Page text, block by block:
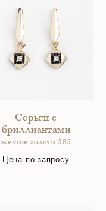
Серьги с
бриллиантами
желтое золото 585
Цена по запросу